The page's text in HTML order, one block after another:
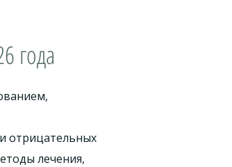
года
отрицательных
лечения,